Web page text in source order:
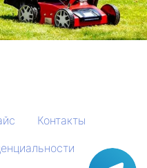
Контакты